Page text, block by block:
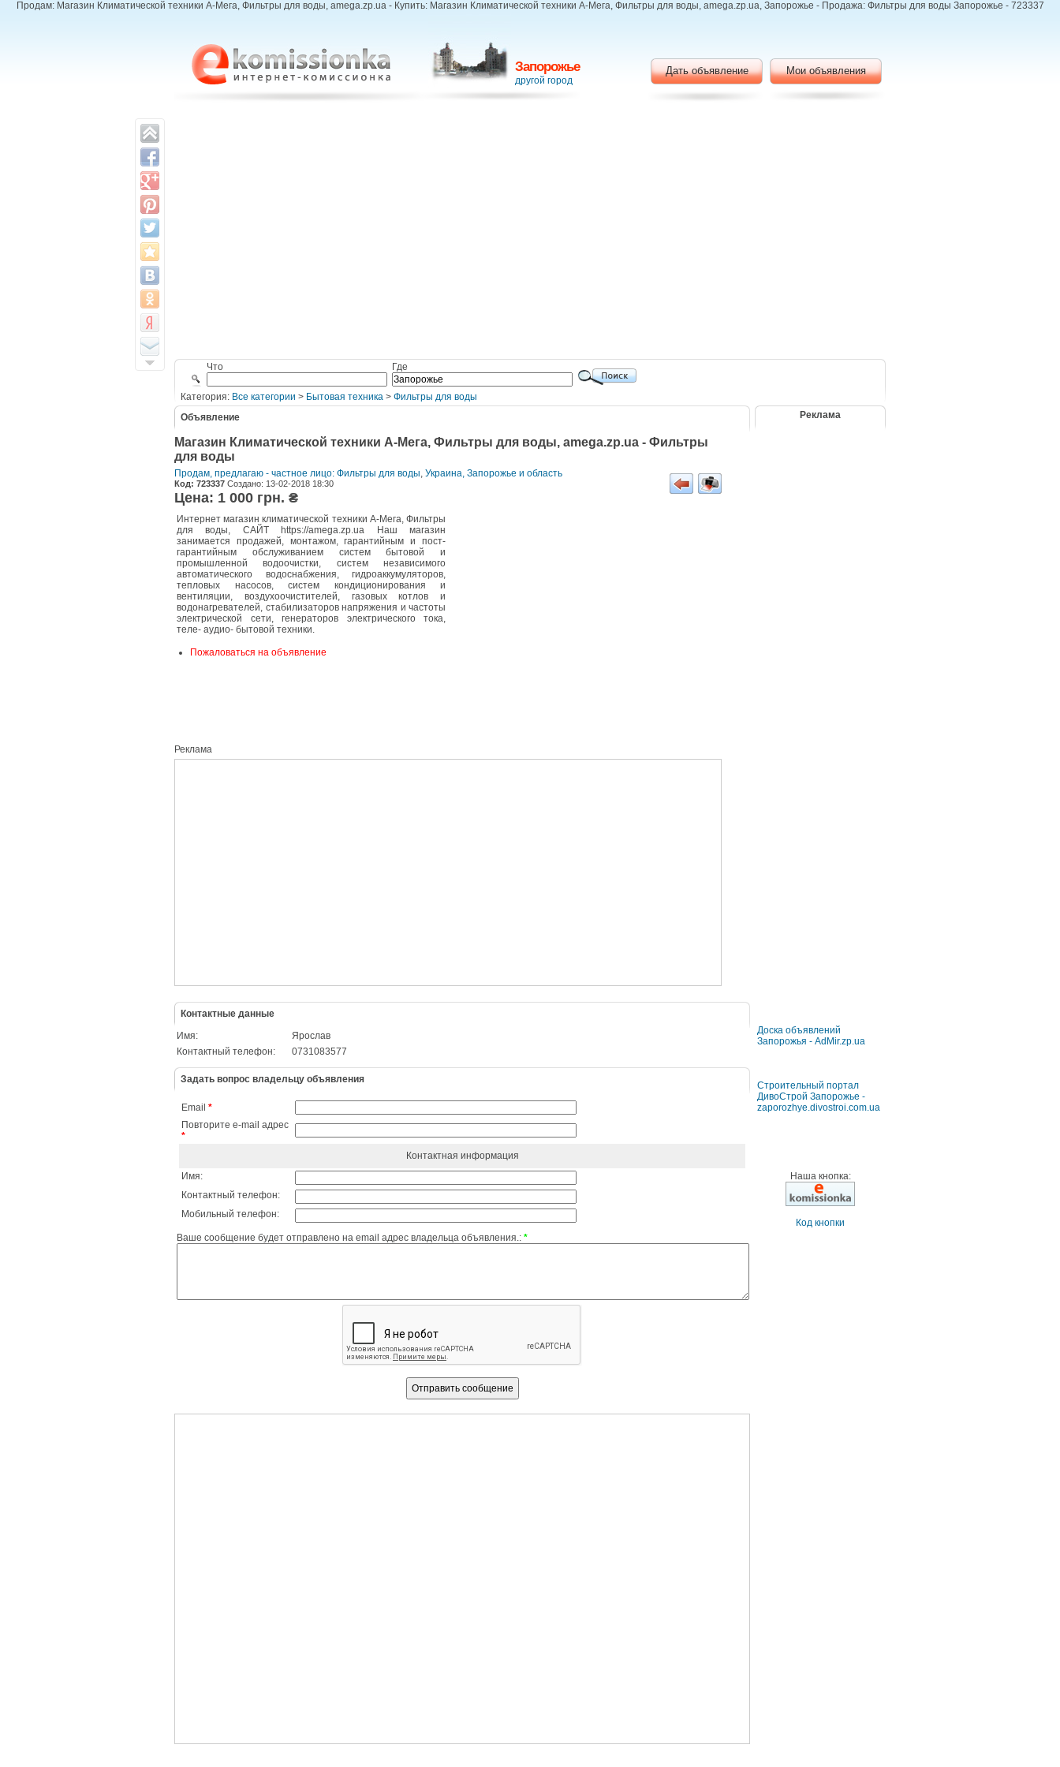
Продам: Магазин Климатической техники А-Мега, Фильтры для воды, amega.zp.ua - Купить: Магазин Климатической техники А-Мега, Фильтры для воды, amega.zp.ua, Запорожье - Продажа: Фильтры для воды Запорожье - 723337
Запорожье
другой город
Дать объявление Мои объявления
Что Где
Категория: Все категории > Бытовая техника > Фильтры для воды
Объявление
Магазин Климатической техники А-Мега, Фильтры для воды, amega.zp.ua - Фильтры
для воды
Продам, предлагаю - частное лицо: Фильтры для воды, Украина, Запорожье и область
Код: 723337 Создано: 13-02-2018 18:30
Цена: 1 000 грн. ₴
Интернет магазин климатической техники А-Мега, Фильтры
для воды, САЙТ https://amega.zp.ua Наш магазин
занимается продажей, монтажом, гарантийным и пост-
гарантийным обслуживанием систем бытовой и
промышленной водоочистки, систем независимого
автоматического водоснабжения, гидроаккумуляторов,
тепловых насосов, систем кондиционирования и
вентиляции, воздухоочистителей, газовых котлов и
водонагревателей, стабилизаторов напряжения и частоты
электрической сети, генераторов электрического тока,
теле- аудио- бытовой техники.
Пожаловаться на объявление
Реклама
Контактные данные
Имя:
Ярослав
Контактный телефон:
0731083577
Задать вопрос владельцу объявления
Email *
Повторите e-mail адрес
*
Контактная информация
Имя:
Контактный телефон:
Мобильный телефон:
Ваше сообщение будет отправлено на email адрес владельца объявления.: *
Реклама
Доска объявлений
Запорожья - AdMir.zp.ua
Строительный портал
ДивоСтрой Запорожье -
zaporozhye.divostroi.com.ua
Наша кнопка:
Код кнопки